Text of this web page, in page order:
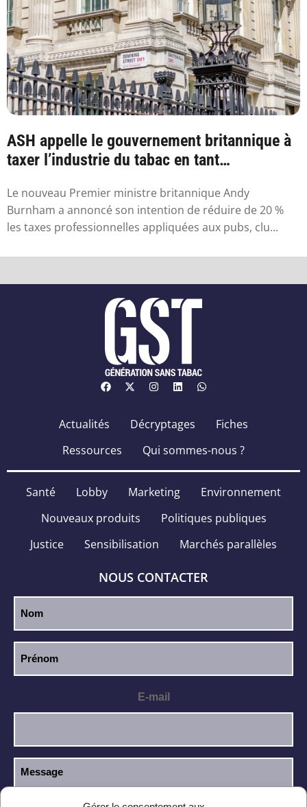
ASH appelle le gouvernement britannique à
taxer l’industrie du tabac en tant
Le nouveau Premier ministre britannique Andy
Burnham a annoncé son intention de réduire de 20 %
les taxes professionnelles appliquées aux pubs, clu...
Actualités Décryptages
Fiches
Ressources
Qui sommes-nous ?
Santé Lobby Marketing
Environnement
Nouveaux produits
Politiques publiques
Justice
Sensibilisation Marchés parallèles
NOUS CONTACTER
E-mail